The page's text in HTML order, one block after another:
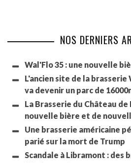
NOS DERNIERS
Wal'Flo 35 : une nouvelle
L'ancien site de la
va devenir un parc de
La Brasserie du Château
nouvelle bière et de
Une brasserie américaine
parié sur la mort de Trump
Scandale à Libramont : des